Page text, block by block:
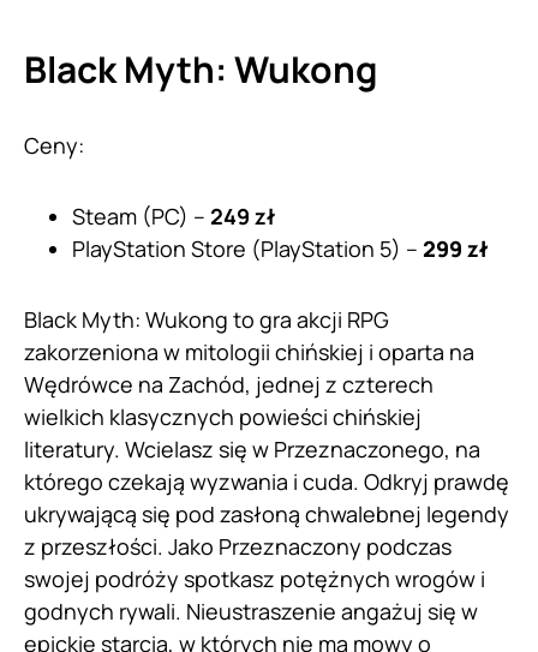
Black Myth: Wukong
Ceny:
Steam (PC) – 249 zł
PlayStation Store (PlayStation 5) – 299 zł
Black Myth: Wukong to gra akcji RPG
zakorzeniona w mitologii chińskiej i oparta na
Wędrówce na Zachód, jednej z czterech
wielkich klasycznych powieści chińskiej
literatury. Wcielasz się w Przeznaczonego, na
którego czekają wyzwania i cuda. Odkryj prawdę
ukrywającą się pod zasłoną chwalebnej legendy
z przeszłości. Jako Przeznaczony podczas
swojej podróży spotkasz potężnych wrogów i
godnych rywali. Nieustraszenie angażuj się w
epickie starcia, w których nie ma mowy o